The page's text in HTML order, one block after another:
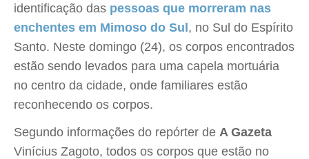
identificação das pessoas que morreram nas
enchentes em Mimoso do Sul , no Sul do Espírito
Santo. Neste domingo (24), os corpos encontrados
estão sendo levados para uma capela mortuária
no centro da cidade, onde familiares estão
reconhecendo os corpos.
Segundo informações do repórter de A Gazeta
Vinícius Zagoto, todos os corpos que estão no